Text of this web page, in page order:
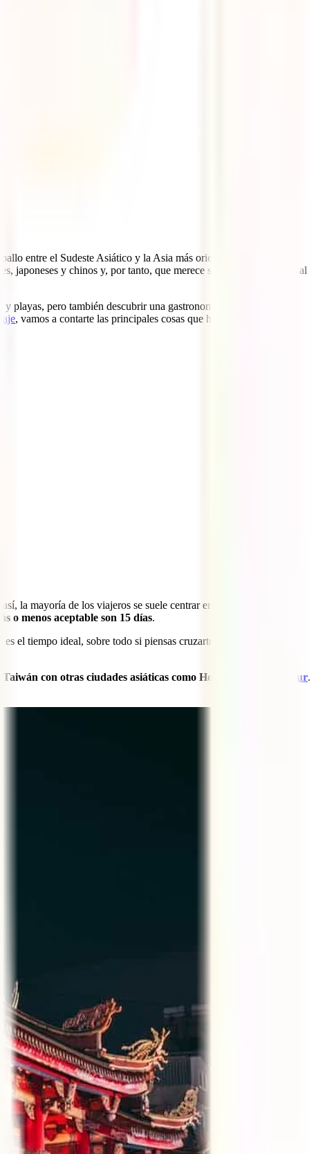
entre el Sudeste Asiático y la Asia más oriental. La antigua
japoneses y chinos y, por tanto, que merece ser recorrida durante al
playas, pero también descubrir una gastronomía increíble y
, vamos a contarte las principales cosas que hacer en Taiwán y
la mayoría de los viajeros se suele centrar en investigar Taipéi y
o menos aceptable son 15 días.
el tiempo ideal, sobre todo si piensas cruzarte medio mundo para
con otras ciudades asiáticas como Hong Kong o Singapur.